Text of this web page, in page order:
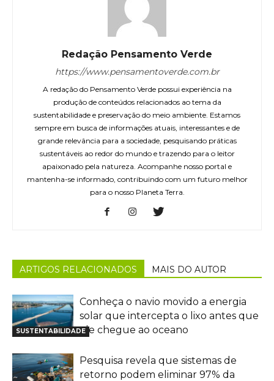
Redação Pensamento Verde
https://www.pensamentoverde.com.br
A redação do Pensamento Verde possui experiência na
produção de conteúdos relacionados ao tema da
sustentabilidade e preservação do meio ambiente. Estamos
sempre em busca de informações atuais, interessantes e de
grande relevância para a sociedade, pesquisando práticas
sustentáveis ao redor do mundo e trazendo para o leitor
apaixonado pela natureza. Acompanhe nosso portal e
mantenha-se informado, contribuindo com um futuro melhor
para o nosso Planeta Terra.
ARTIGOS RELACIONADOS MAIS DO AUTOR
SUSTENTABILIDADE
Conheça o navio movido a energia
solar que intercepta o lixo antes que
ele chegue ao oceano
Pesquisa revela que sistemas de
retorno podem eliminar 97% da